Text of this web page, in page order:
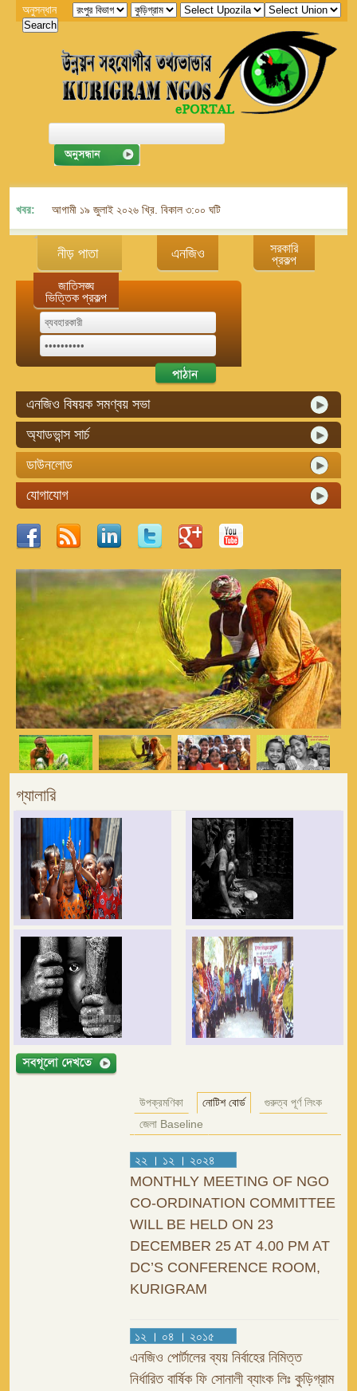
অনুসন্ধান
খবর: আগামী ১৯ জুলাই ২০২৬ খ্রি. বিকাল ৩:০০ ঘটিকায় জেলা এনজিও বিষয়ক সমন্বয়
নীড় পাতা এনজিও
সরকারি
প্রকল্প
জাতিসঙ্ঘ
ভিত্তিক প্রকল্প
এনজিও বিষয়ক সমণ্বয় সভা
অ্যাডভান্স সার্চ
ডাউনলোড
যোগাযোগ
গ্যালারি
উপক্রমণিকা নোটিশ বোর্ড
গুরুত্ব পূর্ণ লিংক
জেলা Baseline
২২ । ১২ । ২০২৪
MONTHLY MEETING OF NGO
CO-ORDINATION COMMITTEE
WILL BE HELD ON 23
DECEMBER 25 AT 4.00 PM AT
DC’S CONFERENCE ROOM,
KURIGRAM
১২ । ০৪ । ২০১৫
এনজিও পোর্টালের ব্যয় নির্বাহের নিমিত্ত
নির্ধারিত বার্ষিক ফি সোনালী ব্যাংক লিঃ কুড়িগ্রাম